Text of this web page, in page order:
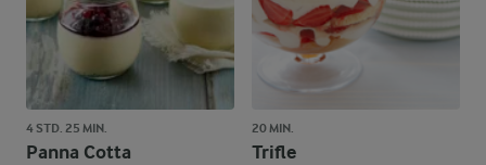
4 STD. 25 MIN.
Panna Cotta
20 MIN.
Trifle